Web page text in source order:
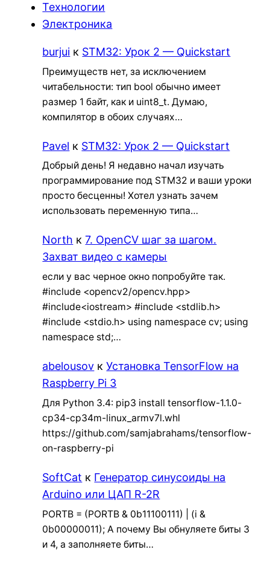
Технологии
Электроника
burjui к STM32: Урок 2 — Quickstart
Преимуществ нет, за исключением
читабельности: тип bool обычно имеет
размер 1 байт, как и uint8_t. Думаю,
компилятор в обоих случаях…
Pavel к STM32: Урок 2 — Quickstart
Добрый день! Я недавно начал изучать
программирование под STM32 и ваши уроки
просто бесценны! Хотел узнать зачем
использовать переменную типа…
North к7. OpenCV шаг за шагом.
Захват видео с камеры
если у вас черное окно попробуйте так.
#include <opencv2/opencv.hpp>
#include<iostream> #include <stdlib.h>
#include <stdio.h> using namespace cv; using
namespace std;…
abelousov кУстановка TensorFlow на
Raspberry Pi 3
Для Python 3.4: pip3 install tensorflow-1.1.0-
cp34-cp34m-linux_armv7l.whl
https://github.com/samjabrahams/tensorflow-
on-raspberry-pi
SoftCat к Генератор синусоиды на
Arduino или ЦАП R-2R
PORTB = (PORTB & 0b11100111) | (i &
0b00000011); А почему Вы обнуляете биты 3
и 4, а заполняете биты…